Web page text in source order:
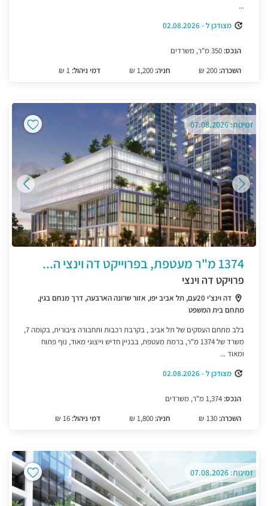
...
מצודכן ל - 02.08.2026
הנכס:
השכרה:
חניה: דמי ניהול: 1 ₪
זמינות: 07.08.2026
1374 מ"ר מעטפת, בפרוייקט דה וינצי ה...
פרויקט דה וינצי
דה וינצ'י 20עם, תל אביב יפו, אזור שרונה הארבעה, דרך מנחם בגין,
מתחם בית המשפט
בלב מתחם העסקים של תל אביב , בקרבת רכבות ותחבורה ציבורית, בקומה 7,
משרד של 1374 מ"ר, ברמת מעטפת, בבניין חדיש וייצוגי מאוד, נוף פתוח
ומאוד ...
מצודכן ל - 02.08.2026
הנכס:
השכרה:
חניה: דמי ניהול: 16 ₪
זמינות: 07.08.2026